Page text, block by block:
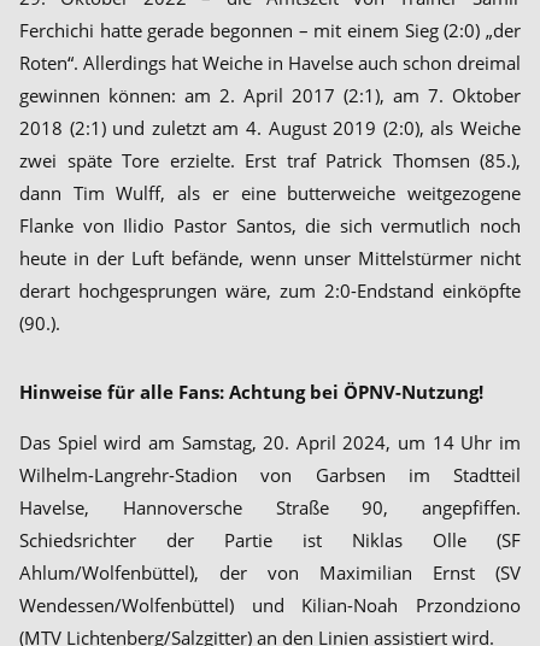
Ferchichi hatte gerade begonnen – mit einem Sieg (2:0) „der
Roten“. Allerdings hat Weiche in Havelse auch schon dreimal
gewinnen können: am 2. April 2017 (2:1), am 7. Oktober
2018 (2:1) und zuletzt am 4. August 2019 (2:0), als Weiche
zwei späte Tore erzielte. Erst traf Patrick Thomsen (85.),
dann Tim Wulff, als er eine butterweiche weitgezogene
Flanke von Ilidio Pastor Santos, die sich vermutlich noch
heute in der Luft befände, wenn unser Mittelstürmer nicht
derart hochgesprungen wäre, zum 2:0-Endstand einköpfte
(90.).
Hinweise für alle Fans: Achtung bei ÖPNV-Nutzung!
Das Spiel wird am Samstag, 20. April 2024, um 14 Uhr im
Wilhelm-Langrehr-Stadion von Garbsen im Stadtteil
Havelse, Hannoversche Straße 90, angepfiffen.
Schiedsrichter der Partie ist Niklas Olle (SF
Ahlum/Wolfenbüttel), der von Maximilian Ernst (SV
Wendessen/Wolfenbüttel) und Kilian-Noah Przondziono
(MTV Lichtenberg/Salzgitter) an den Linien assistiert wird.